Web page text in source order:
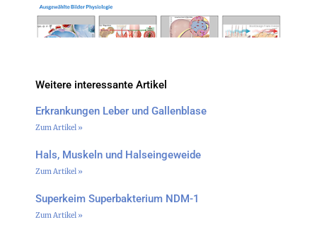
Weitere interessante Artikel
Erkrankungen Leber und Gallenblase
Zum Artikel »
Hals, Muskeln und Halseingeweide
Zum Artikel »
Superkeim Superbakterium NDM-1
Zum Artikel »